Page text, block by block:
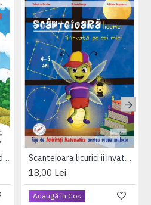
Steluta Vorbitoare - Fise de Educarea limbajului pentru grupa mijlocie pentru 4-5 ani Scanteioara licurici ii invata pe cei mici - Activitati matematice pentru 4-5 ani
18,00 Lei
Adaugă în Coş